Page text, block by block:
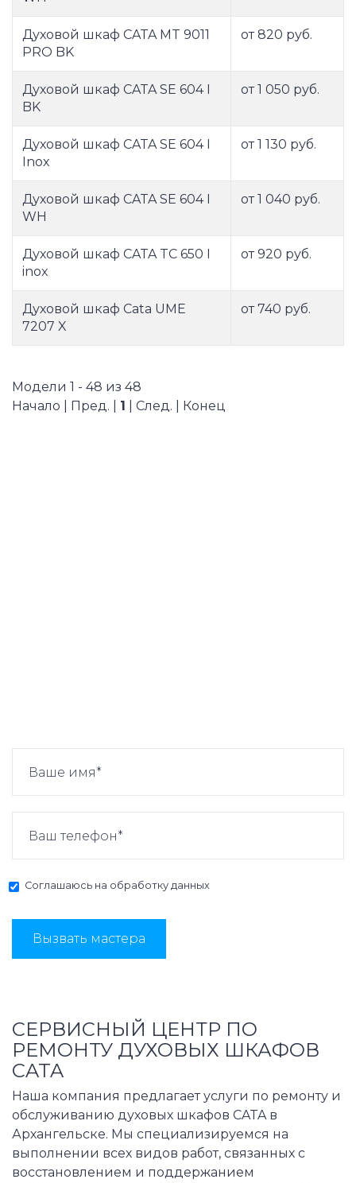
Духовой шкаф CATA MT 9011
PRO BK
от 820 руб.
Духовой шкаф CATA SE 604 I
BK
от 1 050 руб.
Духовой шкаф CATA SE 604 I
Inox
от 1 130 руб.
Духовой шкаф CATA SE 604 I
WH
от 1 040 руб.
Духовой шкаф CATA TC 650 I
inox
от 920 руб.
Духовой шкаф Cata UME
7207 X
от 740 руб.
Модели 1 - 48 из 48
Начало | Пред. | 1 | След. | Конец
Соглашаюсь на обработку данных
Вызвать мастера
СЕРВИСНЫЙ ЦЕНТР ПО
РЕМОНТУ ДУХОВЫХ ШКАФОВ
CATA
Наша компания предлагает услуги по ремонту и
обслуживанию духовых шкафов CATA в
Архангельске. Мы специализируемся на
выполнении всех видов работ, связанных с
восстановлением и поддержанием